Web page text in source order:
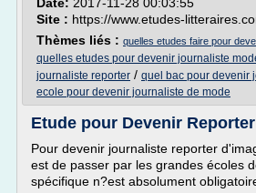
Site : https://www.etudes-
Thèmes liés : quelles etudes faire pour
quelles etudes pour devenir journaliste
journaliste reporter / quel bac pour devenir
ecole pour devenir journaliste de mode
Etude pour Devenir
Pour devenir journaliste reporter
est de passer par les grandes écoles
spécifique n?est absolument